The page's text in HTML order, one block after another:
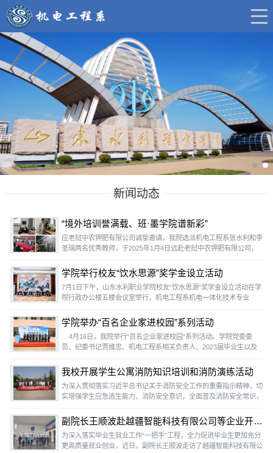
新闻动态
“境外培训誉满载、班·墨学院谱新彩”
应老挝中农钾肥有限公司诚挚邀请，我院选派机电工程系张水利和李
圣瑞两名优秀教师，于2025年1月4日远赴老挝中农钾肥有限公司，
计完成160人的初级电工、汽车维修工培训与鉴定。培训期间，张水
利和李圣瑞两位教师充分发挥自身的专业技能和教学经验，带领学员
从理论到实践，全面提升了他们的电工和汽车维修技能水平。电工培
训涵盖了电路基础概念、电机拖动及安全用电常...
学院举行校友“饮水思源”奖学金设立活动
7月1日下午，山东水利职业学院校友“饮水思源”奖学金设立活动在学
院行政办公楼五楼会议室举行，机电工程系机电一体化技术专业
捐助和图书捐赠。党委书记王维，党委副书记、院长杨敬涛跟赵健进
行了亲切的座谈，党委委员、副院长林艳斌主持了奖学金设立及捐助
仪式，学生工作处、财务审计处、机电工程系等相关负责人出席了本
次活动。王维在与赵健校友交流中表示了由衷...
学院举办“百名企业家进校园”系列活动
4月16日，我院举行“百名企业家进校园”系列活动。学院党委委
员、纪委书记贾维忠、机电工程系相关负责人、2023届毕业生以及
柴雷沃智慧农业科技股份有限公司、青岛力神新能源科技有限公司、
山东恒邦冶炼股份有限公司、豪迈集团股份有限公司等44家先进制
造业领域的63位企业家参加活动。学院党委委员、副院长林艳斌主
持启动仪式。启动仪式上，贾维忠代表学院对各...
我校开展学生公寓消防知识培训和消防演练活动
为深入贯彻落实习近平总书记关于消防安全工作的重要指示精神，切
实增强学生应急逃生能力、消防安全意识，全面普及消防安全常识，
境，6月1日，学生工作处、机电工程系及大学科技集团德胜园管理
处共同举行了消防知识培训和突发火灾事故应急实战演练活动。上午
9点20分，德胜园8号楼115宿舍“起火”，瞬间烟雾弥漫，警报响起。
同学们按照预先设计的逃生路线，伏身、低姿...
副院长王顺波赴越疆智能科技有限公司等企业开展访企拓岗促就业专项行动
为深入落实毕业生就业工作“一把手”工程，全力促进毕业生更加充分
更高质量就业创业，近日，副院长王顺波走访了越疆智能科技有限公